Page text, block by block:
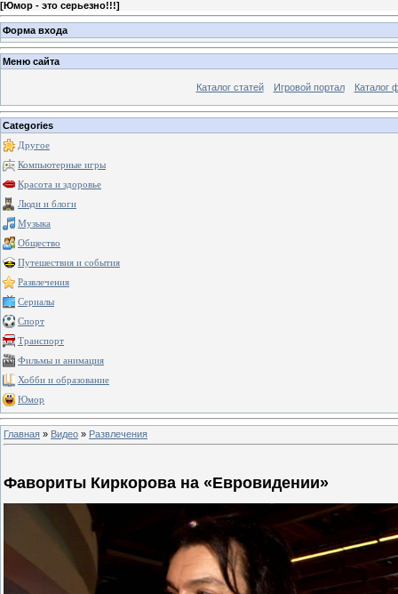
[Юмор - это серьезно!!!]
Форма входа
Меню сайта
Каталог статей Игровой портал Каталог
Categories
Другое
Компьютерные игры
Красота и здоровье
Люди и блоги
Музыка
Общество
Путешествия и события
Развлечения
Сериалы
Спорт
Транспорт
Фильмы и анимация
Хобби и образование
Юмор
Главная » Видео » Развлечения
Фавориты Киркорова на «Евровидении»